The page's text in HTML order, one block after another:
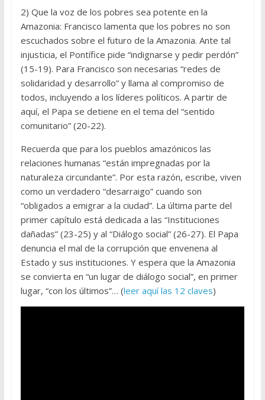
2) Que la voz de los pobres sea potente en la
Amazonia: Francisco lamenta que los pobres no son
escuchados sobre el futuro de la Amazonia. Ante tal
injusticia, el Pontífice pide “indignarse y pedir perdón”
(15-19). Para Francisco son necesarias “redes de
solidaridad y desarrollo” y llama al compromiso de
todos, incluyendo a los líderes políticos. A partir de
aquí, el Papa se detiene en el tema del “sentido
comunitario” (20-22).
Recuerda que para los pueblos amazónicos las
relaciones humanas “están impregnadas por la
naturaleza circundante”. Por esta razón, escribe, viven
como un verdadero “desarraigo” cuando son
“obligados a emigrar a la ciudad”. La última parte del
primer capítulo está dedicada a las “Instituciones
dañadas” (23-25) y al “Diálogo social” (26-27). El Papa
denuncia el mal de la corrupción que envenena al
Estado y sus instituciones. Y espera que la Amazonia
se convierta en “un lugar de diálogo social”, en primer
lugar, “con los últimos”… (leer aquí las 12 claves)